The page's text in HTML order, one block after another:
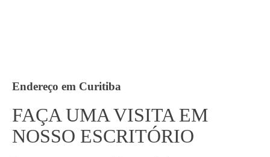
Endereço em Curitiba
FAÇA UMA VISITA EM
NOSSO ESCRITÓRIO